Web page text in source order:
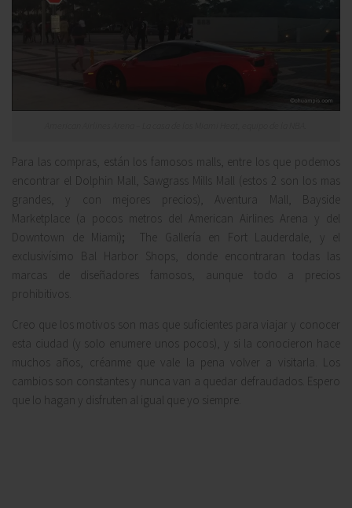
Para las compras
, están los famosos malls, entre los que podemos
encontrar el Dolphin Mall, Sawgrass Mills Mall
(estos 2 son los mas
grandes, y con mejores precios),
Aventura Mall, Bayside
Marketplace
(a pocos metros del American Airlines Arena y del
Downtown de Miami) ; The Gallería en Fort Lauderdale, y el
exclusivísimo Bal Harbor Shops,
donde encontraran todas las
marcas de diseñadores famosos, aunque todo a precios
prohibitivos.
Creo que los motivos son mas que suficientes para viajar y conocer
esta ciudad (y solo enumere unos pocos), y si la conocieron hace
muchos años, créanme que vale la pena volver a visitarla. Los
cambios son constantes y nunca van a quedar defraudados. Espero
que lo hagan y disfruten al igual que yo siempre.